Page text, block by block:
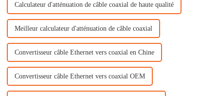
Calculateur d'atténuation de câble coaxial de haute qualité
Meilleur calculateur d'atténuation de câble coaxial
Convertisseur câble Ethernet vers coaxial en Chine
Convertisseur câble Ethernet vers coaxial OEM